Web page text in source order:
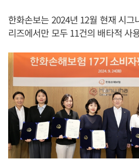
한화손보는 2024년 12월 현재 시그
리즈에서만 모두 11건의 배타적 사